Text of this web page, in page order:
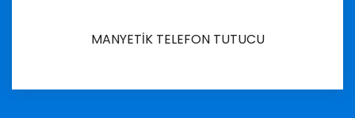
MANYETİK TELEFON TUTUCU